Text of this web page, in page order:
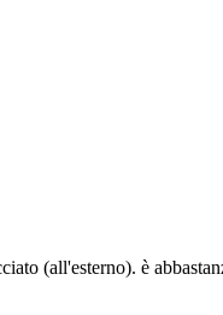
(all'esterno). è